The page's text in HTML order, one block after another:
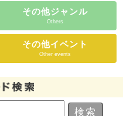
その他ジャンル
Others
その他イベント
Other events